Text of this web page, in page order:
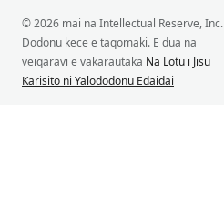
© 2026 mai na Intellectual Reserve, Inc.
Dodonu kece e taqomaki. E dua na
veiqaravi e vakarautaka Na Lotu i Jisu
Karisito ni Yalododonu Edaidai